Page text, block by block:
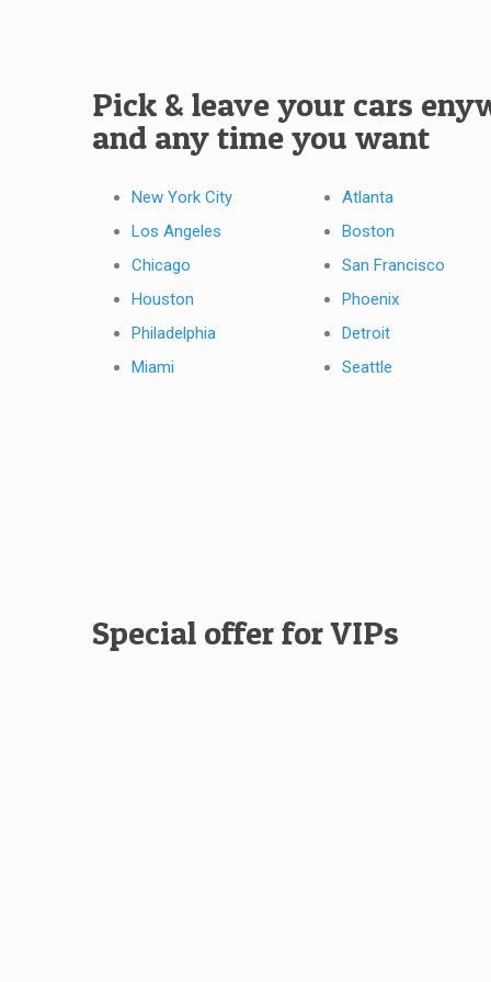
Pick & leave your cars
and any time you want
New York City
Los Angeles
Chicago
Houston
Philadelphia
Miami
Atlanta
Boston
San Francisco
Phoenix
Detroit
Seattle
Special offer for VIPs